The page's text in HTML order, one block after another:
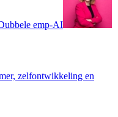
emp-AI
zelfontwikkeling en